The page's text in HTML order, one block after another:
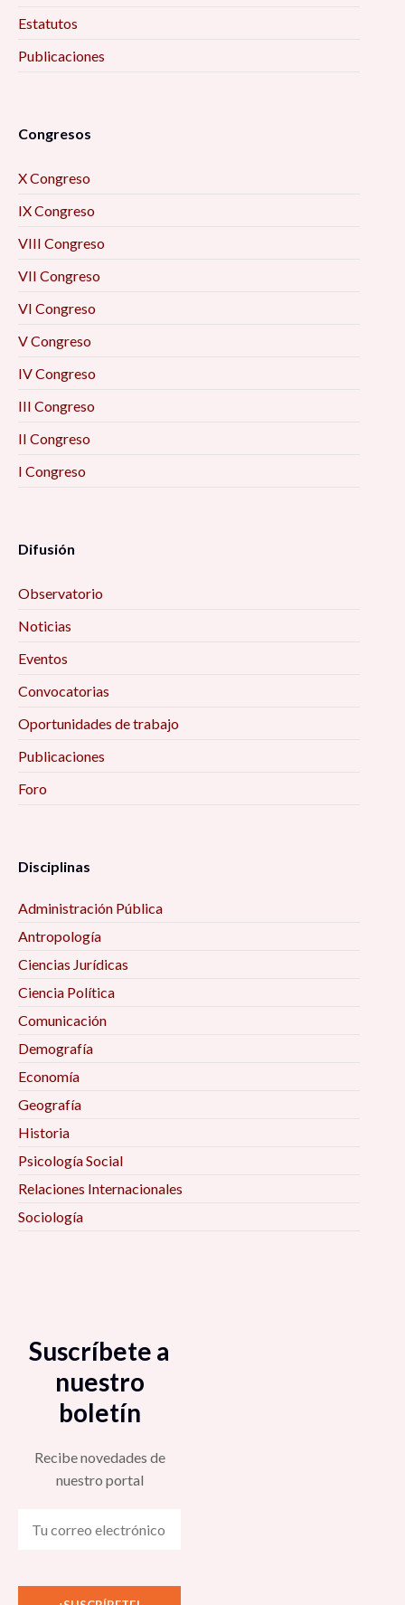
Estatutos
Publicaciones
Congresos
X Congreso
IX Congreso
VIII Congreso
VII Congreso
VI Congreso
V Congreso
IV Congreso
III Congreso
II Congreso
I Congreso
Difusión
Observatorio
Noticias
Eventos
Convocatorias
Oportunidades de trabajo
Publicaciones
Foro
Disciplinas
Administración Pública
Antropología
Ciencias Jurídicas
Ciencia Política
Comunicación
Demografía
Economía
Geografía
Historia
Psicología Social
Relaciones Internacionales
Sociología
Suscríbete a
nuestro
boletín
Recibe novedades de
nuestro portal